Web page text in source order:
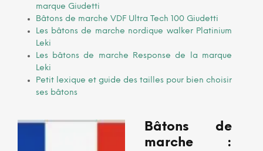
marque Giudetti
Bâtons de marche VDF Ultra Tech 100 Giudetti
Les bâtons de marche nordique walker Platinium
Leki
Les bâtons de marche Response de la marque
Leki
Petit lexique et guide des tailles pour bien choisir
ses bâtons
Bâtons de
marche :